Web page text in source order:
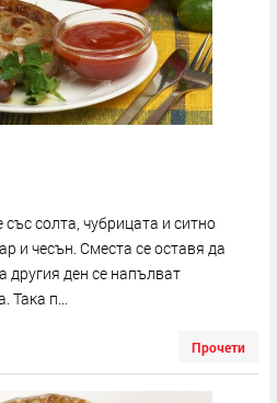
солта, чубрицата и ситно
и чесън. Сместа се оставя да
другия ден се напълват
Така п...
Прочети